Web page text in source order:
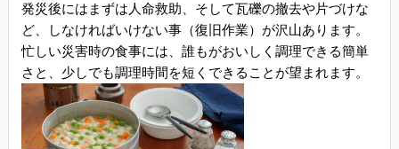
発災後にはまずは人命救助、そして瓦礫の撤去や片づけな
ど、しなければいけない事（復旧作業）が沢山あります。
忙しい災害時の食事には、誰もがおいしく調理できる簡単
さと、少しでも調理時間を短くできることが望まれます。